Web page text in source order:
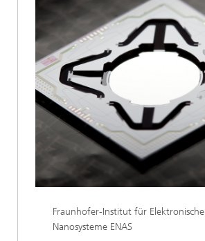
Fraunhofer-Institut für Elektronische
Nanosysteme ENAS